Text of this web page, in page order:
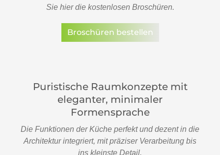
Sie hier die kostenlosen Broschüren.
Broschüren bestellen
Puristische Raumkonzepte mit
eleganter, minimaler
Formensprache
Die Funktionen der Küche perfekt und dezent in die
Architektur integriert, mit präziser Verarbeitung bis
ins kleinste Detail.